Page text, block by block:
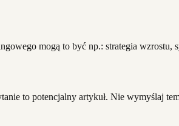
mogą to być np.: strategia wzrostu,
to potencjalny artykuł. Nie wymyślaj